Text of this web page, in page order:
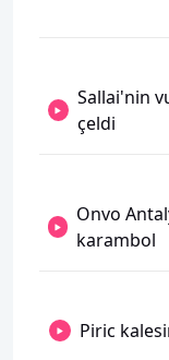
Sallai'nin
çeldi
Onvo
karambol
Piric